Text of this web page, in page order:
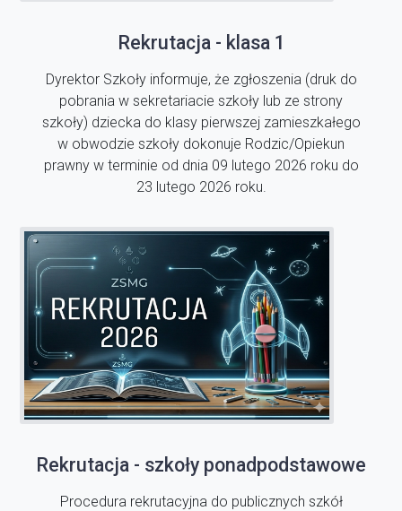
Rekrutacja - klasa 1
Dyrektor Szkoły informuje, że zgłoszenia (druk do
pobrania w sekretariacie szkoły lub ze strony
szkoły) dziecka do klasy pierwszej zamieszkałego
w obwodzie szkoły dokonuje Rodzic/Opiekun
prawny w terminie od dnia 09 lutego 2026 roku do
23 lutego 2026 roku.
Rekrutacja - szkoły ponadpodstawowe
Procedura rekrutacyjna do publicznych szkół